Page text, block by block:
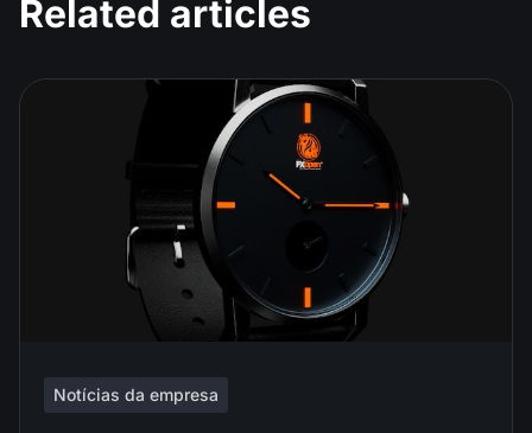
Related articles
Notícias da empresa